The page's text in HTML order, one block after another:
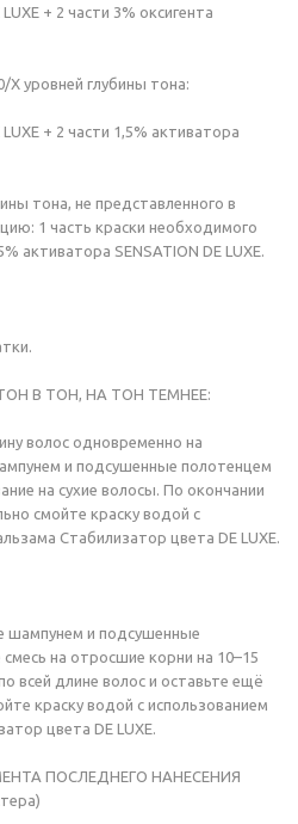
+ 2 части 3% оксигента
уровней глубины тона:
+ 2 части 1,5% активатора
тона, не представленного в
1 часть краски необходимого
активатора SENSATION DE LUXE.
В ТОН, НА ТОН ТЕМНЕЕ:
волос одновременно на
и подсушенные полотенцем
на сухие волосы. По окончании
смойте краску водой с
Стабилизатор цвета DE LUXE.
и подсушенные
на отросшие корни на 10–15
всей длине волос и оставьте ещё
краску водой с использованием
цвета DE LUXE.
ПОСЛЕДНЕГО НАНЕСЕНИЯ